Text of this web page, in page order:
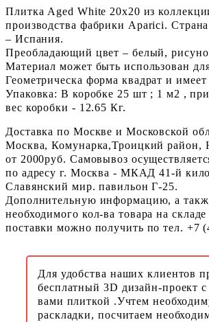
Плитка Aged White 20х20 из
производства фабрики Aparici.
– Испания.
Преобладающий цвет – белый,
Материал может быть использован
Геометрическа форма квадрат и
Упаковка: В коробке 25 шт ; 1 м2 ,
вес коробки - 12.65 Кг.
Доставка по Москве и Московской
Москва, Комунарка,Троицкий район,
от 2000руб. Самовывоз
по адресу г. Москва - МКАД 41-й
Славянский мир. павильон Г-25.
Дополнительную информацию, а
необходимого кол-ва товара на
поставки можно получить по тел. +7
Для удобства наших клиентов
бесплатный 3D дизайн-проект
вами плиткой .Учтем
раскладки, посчитаем